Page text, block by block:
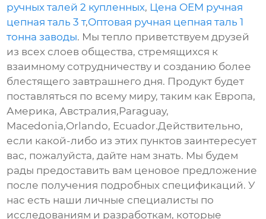
ручных талей 2 купленных, Цена OEM ручная
цепная таль 3 т,Оптовая ручная цепная таль 1
тонна заводы. Мы тепло приветствуем друзей
из всех слоев общества, стремящихся к
взаимному сотрудничеству и созданию более
блестящего завтрашнего дня. Продукт будет
поставляться по всему миру, таким как Европа,
Америка, Австралия,Paraguay,
Macedonia,Orlando, Ecuador.Действительно,
если какой-либо из этих пунктов заинтересует
вас, пожалуйста, дайте нам знать. Мы будем
рады предоставить вам ценовое предложение
после получения подробных спецификаций. У
нас есть наши личные специалисты по
исследованиям и разработкам, которые